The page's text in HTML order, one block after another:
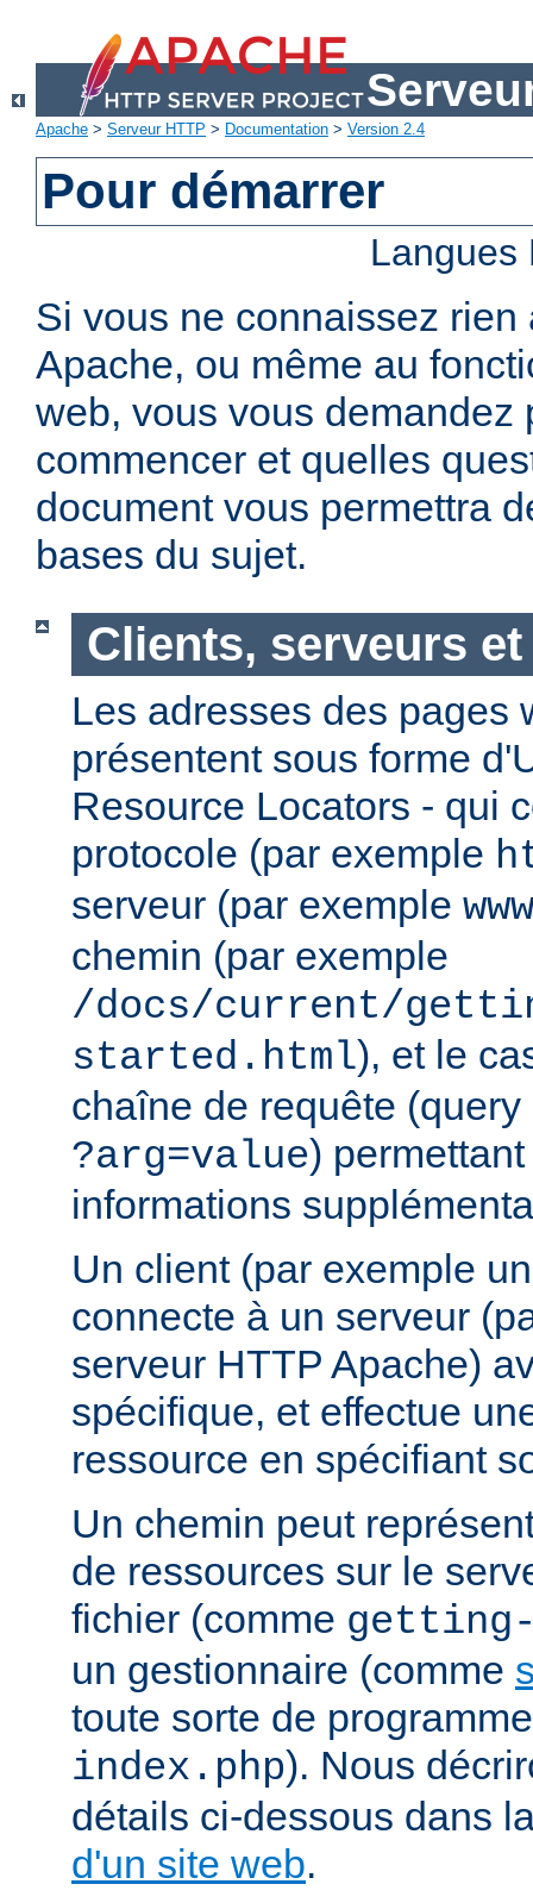
Apache > Serveur HTTP > Documentation > Version 2.4
Pour démarrer
Si vous ne connaissez rien
Apache, ou même au
web, vous vous demandez
commencer et quelles
document vous permettra
bases du sujet.
Clients, serveurs et
Les adresses des pages
présentent sous forme
Resource Locators - qui
protocole (par exemple
serveur (par exemple
chemin (par exemple
/docs/current/
started.html), et le
chaîne de requête
?arg=value)
informations
Un client (par exemple
connecte à un serveur
serveur HTTP Apache)
spécifique, et effectue
ressource en spécifiant
Un chemin peut
de ressources sur le
fichier (comme
un gestionnaire (comme
toute sorte de
index.php). Nous
détails ci-dessous dans
d'un site web.